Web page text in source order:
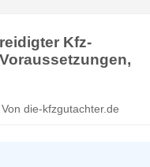
Kfz-
Von die-kfzgutachter.de